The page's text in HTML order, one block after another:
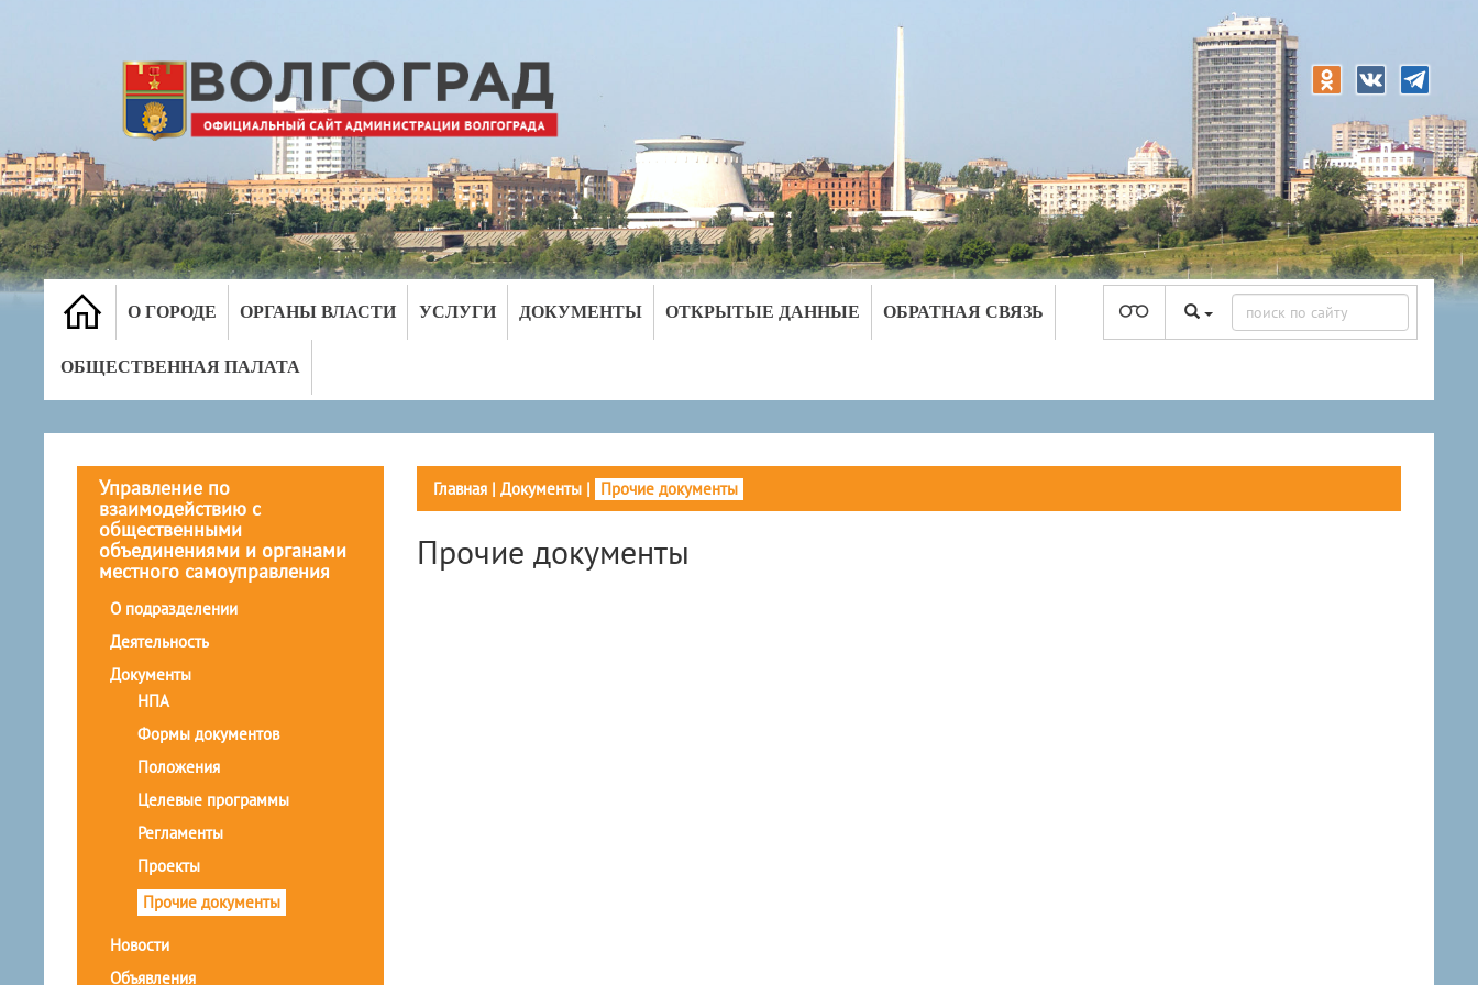
О ГОРОДЕ ОРГАНЫ ВЛАСТИ УСЛУГИ ДОКУМЕНТЫ ОТКРЫТЫЕ ДАННЫЕ ОБРАТНАЯ СВЯЗЬ
ОБЩЕСТВЕННАЯ ПАЛАТА
Управление по
взаимодействию с
общественными
объединениями и органами
местного самоуправления
О подразделении
Деятельность
Документы
НПА
Формы документов
Положения
Целевые программы
Регламенты
Проекты
Прочие документы
Новости
Объявления
Главная| Документы| Прочие документы
Прочие документы